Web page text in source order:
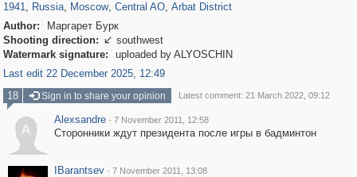
1941, Russia, Moscow, Central AO, Arbat District
Author:
Маргарет Бурк
Shooting direction:  southwest
Watermark signature:
uploaded by ALYOSCHIN
Last edit 22 December 2025, 12:49
18
Sign in to share your opinion Latest comment: 21 March 2022, 09:12
A
Alexsandre · 7 November 2011, 12:58
Сторонники ждут президента после игры в бадминтон
IBarantsev · 7 November 2011, 13:08